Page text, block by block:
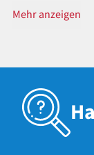
Mehr anzeigen